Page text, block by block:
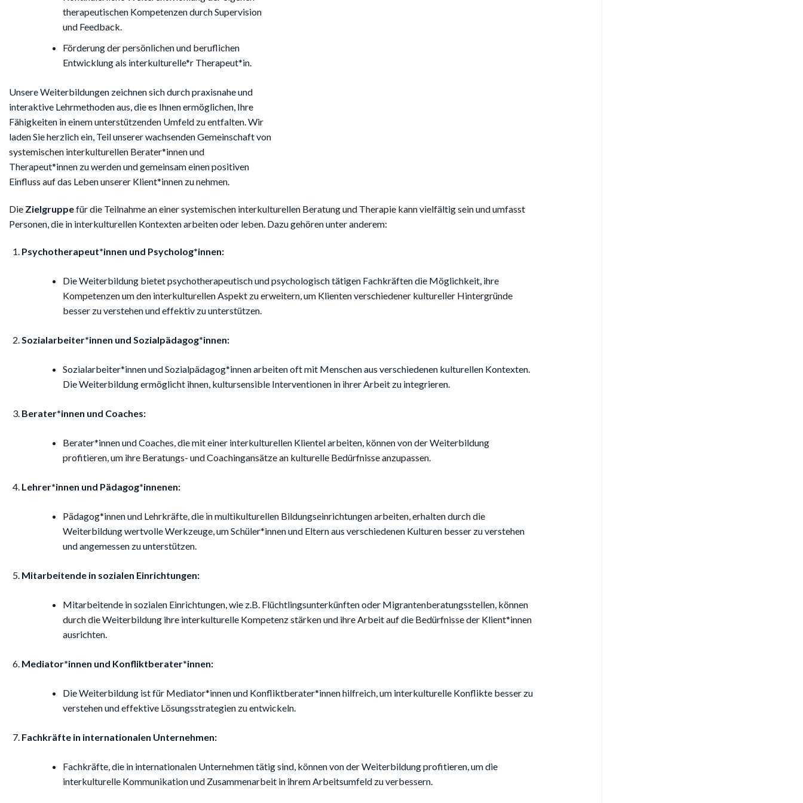
therapeutischen Kompetenzen durch Supervision
und Feedback.
Förderung der persönlichen und beruflichen
Entwicklung als interkulturelle*r Therapeut*in.
Unsere Weiterbildungen zeichnen sich durch praxisnahe und
interaktive Lehrmethoden aus, die es Ihnen ermöglichen, Ihre
Fähigkeiten in einem unterstützenden Umfeld zu entfalten. Wir
laden Sie herzlich ein, Teil unserer wachsenden Gemeinschaft von
systemischen interkulturellen Berater*innen und
Therapeut*innen zu werden und gemeinsam einen positiven
Einfluss auf das Leben unserer Klient*innen zu nehmen.
Die Zielgruppefür die Teilnahme an einer systemischen interkulturellen Beratung und Therapie kann vielfältig sein und umfasst
Personen, die in interkulturellen Kontexten arbeiten oder leben. Dazu gehören unter anderem:
Psychotherapeut*innen und Psycholog*innen:
Die Weiterbildung bietet psychotherapeutisch und psychologisch tätigen Fachkräften die Möglichkeit, ihre
Kompetenzen um den interkulturellen Aspekt zu erweitern, um Klienten verschiedener kultureller Hintergründe
besser zu verstehen und effektiv zu unterstützen.
Sozialarbeiter*innen und Sozialpädagog*innen:
Sozialarbeiter*innen und Sozialpädagog*innen arbeiten oft mit Menschen aus verschiedenen kulturellen Kontexten.
Die Weiterbildung ermöglicht ihnen, kultursensible Interventionen in ihrer Arbeit zu integrieren.
Berater*innen und Coaches:
Berater*innen und Coaches, die mit einer interkulturellen Klientel arbeiten, können von der Weiterbildung
profitieren, um ihre Beratungs- und Coachingansätze an kulturelle Bedürfnisse anzupassen.
Lehrer*innen und Pädagog*innenen:
Pädagog*innen und Lehrkräfte, die in multikulturellen Bildungseinrichtungen arbeiten, erhalten durch die
Weiterbildung wertvolle Werkzeuge, um Schüler*innen und Eltern aus verschiedenen Kulturen besser zu verstehen
und angemessen zu unterstützen.
Mitarbeitende in sozialen Einrichtungen:
Mitarbeitende in sozialen Einrichtungen, wie z.B. Flüchtlingsunterkünften oder Migrantenberatungsstellen, können
durch die Weiterbildung ihre interkulturelle Kompetenz stärken und ihre Arbeit auf die Bedürfnisse der Klient*innen
ausrichten.
Mediator*innen und Konfliktberater*innen:
Die Weiterbildung ist für Mediator*innen und Konfliktberater*innen hilfreich, um interkulturelle Konflikte besser zu
verstehen und effektive Lösungsstrategien zu entwickeln.
Fachkräfte in internationalen Unternehmen:
Fachkräfte, die in internationalen Unternehmen tätig sind, können von der Weiterbildung profitieren, um die
interkulturelle Kommunikation und Zusammenarbeit in ihrem Arbeitsumfeld zu verbessern.